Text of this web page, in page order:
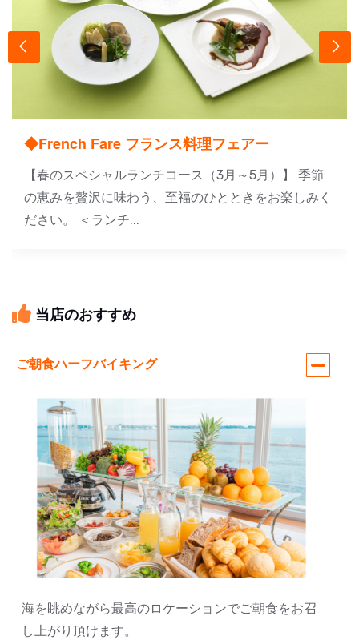
◆French Fare フランス料理フェアー
【春のスペシャルランチコース（3月～5月）】 季節
の恵みを贅沢に味わう、至福のひとときをお楽しみく
ださい。 ＜ランチ...
当店のおすすめ
ご朝食ハーフバイキング
海を眺めながら最高のロケーションでご朝食をお召
し上がり頂けます。